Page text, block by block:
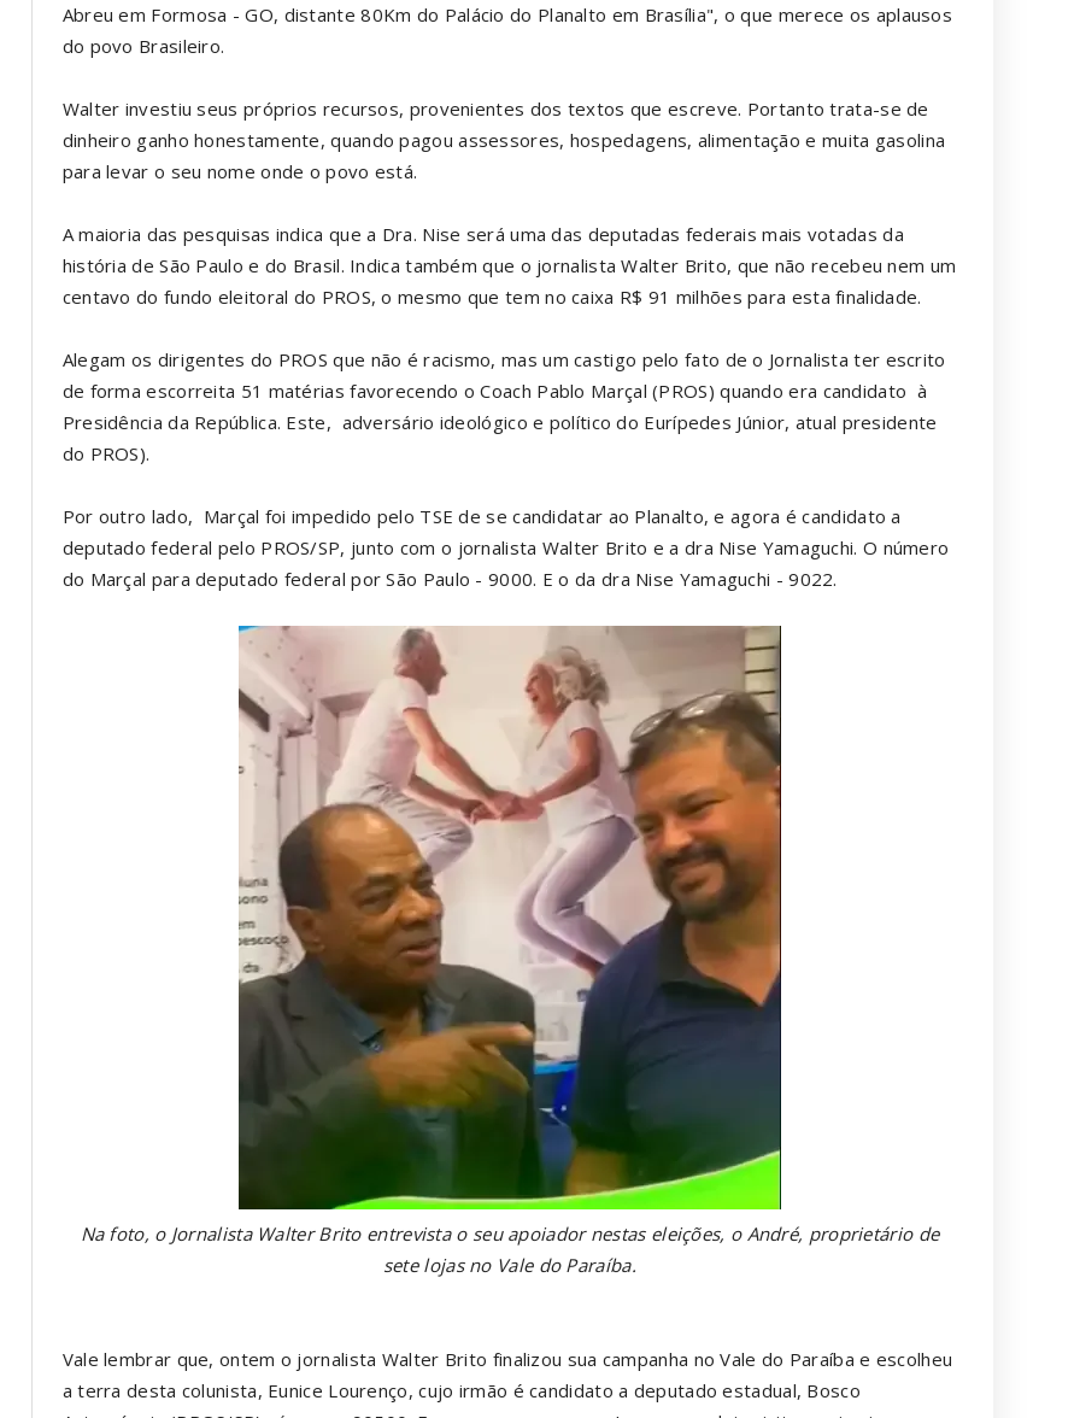
Abreu em Formosa - GO, distante 80Km do Palácio do Planalto em Brasília", o que merece os aplausos
do povo Brasileiro.
Walter investiu seus próprios recursos, provenientes dos textos que escreve. Portanto trata-se de
dinheiro ganho honestamente, quando pagou assessores, hospedagens, alimentação e muita gasolina
para levar o seu nome onde o povo está.
A maioria das pesquisas indica que a Dra. Nise será uma das deputadas federais mais votadas da
história de São Paulo e do Brasil. Indica também que o jornalista Walter Brito, que não recebeu nem um
centavo do fundo eleitoral do PROS, o mesmo que tem no caixa R$ 91 milhões para esta finalidade.
Alegam os dirigentes do PROS que não é racismo, mas um castigo pelo fato de o Jornalista ter escrito
de forma escorreita 51 matérias favorecendo o Coach Pablo Marçal (PROS) quando era candidato à
Presidência da República. Este, adversário ideológico e político do Eurípedes Júnior, atual presidente
do PROS).
Por outro lado, Marçal foi impedido pelo TSE de se candidatar ao Planalto, e agora é candidato a
deputado federal pelo PROS/SP, junto com o jornalista Walter Brito e a dra Nise Yamaguchi. O número
do Marçal para deputado federal por São Paulo - 9000. E o da dra Nise Yamaguchi - 9022.
Na foto, o Jornalista Walter Brito entrevista o seu apoiador nestas eleições, o André, proprietário de
sete lojas no Vale do Paraíba.
Vale lembrar que, ontem o jornalista Walter Brito finalizou sua campanha no Vale do Paraíba e escolheu
a terra desta colunista, Eunice Lourenço, cujo irmão é candidato a deputado estadual, Bosco